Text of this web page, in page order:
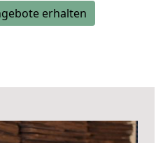
erhalten